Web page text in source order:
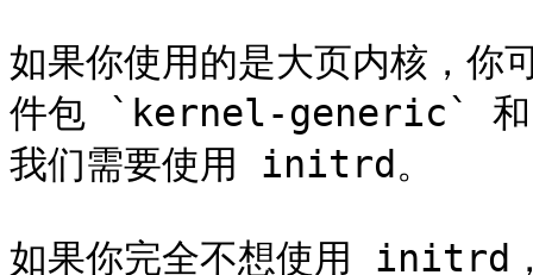
如果你使用的是大页内核，你
件包 `kernel-generic` 和
我们需要使用 initrd。
如果你完全不想使用 initrd